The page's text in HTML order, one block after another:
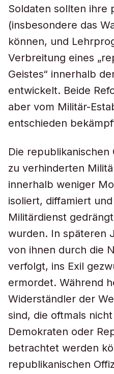
Soldaten sollten ihre
(insbesondere das
können, und
Verbreitung eines
Geistes“ innerhalb
entwickelt. Beide
aber vom Militär-
entschieden
Die republikanischen
zu verhinderten
innerhalb weniger
isoliert, diffamiert
Militärdienst
wurden. In späteren
von ihnen durch die
verfolgt, ins Exil
ermordet. Während
Widerständler der
sind, die oftmals
Demokraten oder
betrachtet werden
republikanischen